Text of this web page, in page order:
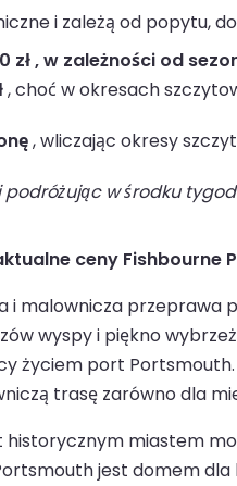
i zależą od popytu,
zł , w zależności od
, choć w okresach
, wliczając okresy
w środku
ceny
malownicza przeprawa
wyspy i piękno
życiem port
trasę zarówno dla
historycznym miastem
jest domem